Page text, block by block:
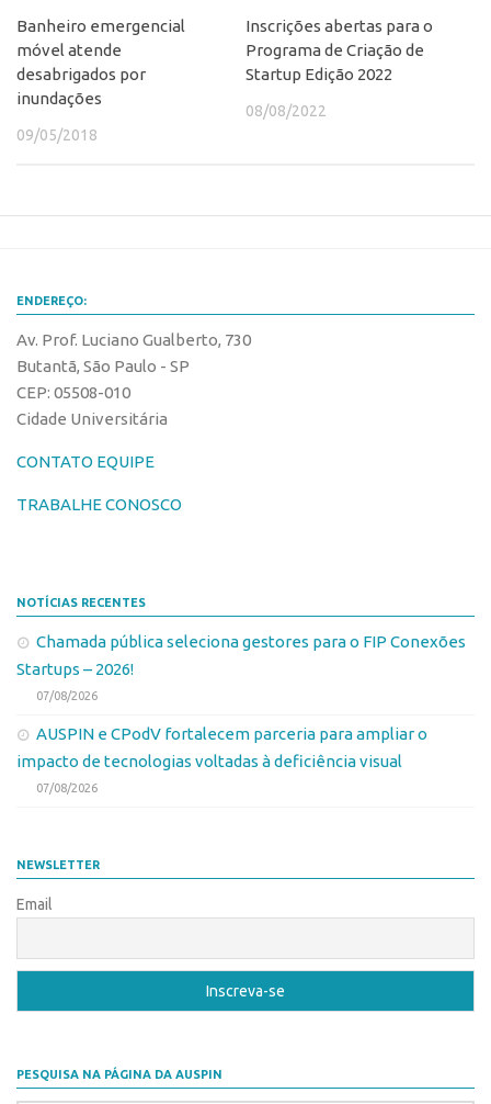
Edição 2025
Propriedade Intelectual
Softwares
Cultivares
Buscar Anterioridade
Como solicitar
Patrimônio Genético
Leis e Normas
Transferência de Tecnologia
Editais de TT
PD&I
Convênios
Parcerias PD&I
Conexão Inter-USP
Banheiro emergencial
móvel atende
desabrigados por
inundações
09/05/2018
Inscrições abertas para o
Programa de Criação de
Startup Edição 2022
08/08/2022
ENDEREÇO:
Av. Prof. Luciano Gualberto, 730
Butantã, São Paulo - SP
CEP: 05508-010
Cidade Universitária
CONTATO EQUIPE
TRABALHE CONOSCO
NOTÍCIAS RECENTES
Chamada pública seleciona gestores para o FIP Conexões
Startups – 2026!
07/08/2026
AUSPIN e CPodV fortalecem parceria para ampliar o
impacto de tecnologias voltadas à deficiência visual
07/08/2026
NEWSLETTER
Email
PESQUISA NA PÁGINA DA AUSPIN